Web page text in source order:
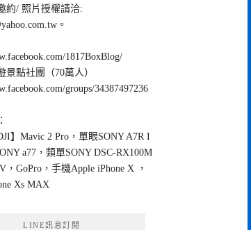
約/ 照片授權請洽:
。
1817BoxBlog/
景點社團（70萬人）
groups/34387497236
】Mavic 2 Pro，單眼SONY A7R I
a77，類單SONY DSC-RX100M
，GoPro，手機Apple iPhone X ，
Xs MAX
LINE訊息訂閱